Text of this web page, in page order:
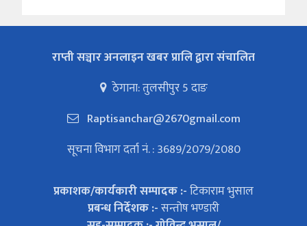
राप्ती सञ्चार अनलाइन खबर प्रालि द्वारा संचालित
ठेगाना: तुलसीपुर 5 दाङ
Raptisanchar@2670gmail.com
सूचना विभाग दर्ता नं. : 3689/2079/2080
प्रकाशक/कार्यकारी सम्पादक :-टिकाराम भुसाल
प्रबन्ध निर्देशक :-सन्तोष भण्डारी